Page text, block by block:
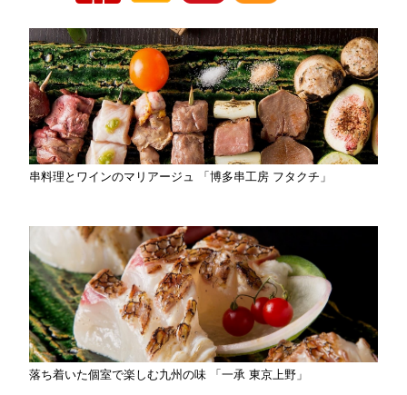
串料理とワインのマリアージュ 「博多串工房 フタクチ」
落ち着いた個室で楽しむ九州の味 「一承 東京上野」